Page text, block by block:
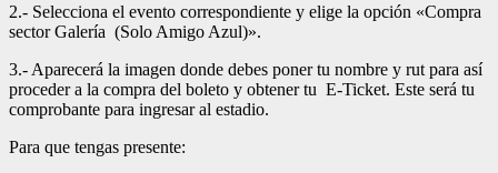
2.- Selecciona el evento correspondiente y elige la opción «Compra
sector Galería (Solo Amigo Azul)».
3.- Aparecerá la imagen donde debes poner tu nombre y rut para así
proceder a la compra del boleto y obtener tu E-Ticket. Este será tu
comprobante para ingresar al estadio.
Para que tengas presente: